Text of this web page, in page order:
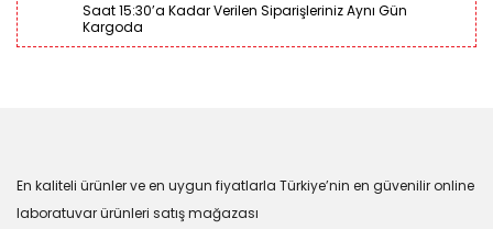
Saat 15:30’a Kadar Verilen Siparişleriniz Aynı Gün
Kargoda
En kaliteli ürünler ve en uygun fiyatlarla Türkiye’nin en güvenilir online
laboratuvar ürünleri satış mağazası